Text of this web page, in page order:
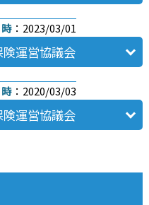
：2023/03/01
運営協議会
：2020/03/03
運営協議会